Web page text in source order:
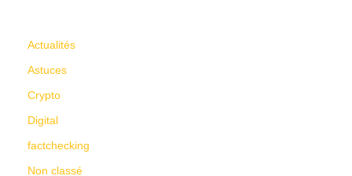
Actualités
Astuces
Crypto
Digital
factchecking
Non classé